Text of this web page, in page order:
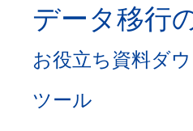
データ移行
お役立ち資料ダ
ツール